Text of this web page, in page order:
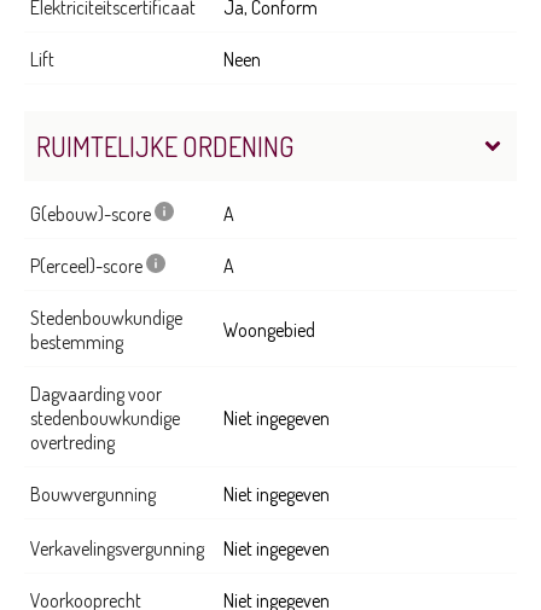
Elektriciteitscertificaat Ja, Conform
Lift Neen
RUIMTELIJKE ORDENING
G(ebouw)-score A
P(erceel)-score A
Stedenbouwkundige
bestemming
Woongebied
Dagvaarding voor
stedenbouwkundige
overtreding
Niet ingegeven
Bouwvergunning Niet ingegeven
Verkavelingsvergunning Niet ingegeven
Voorkooprecht Niet ingegeven